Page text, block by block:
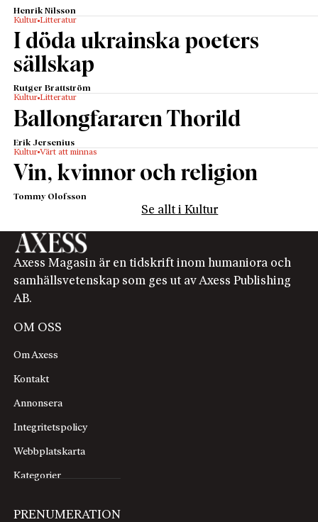
Henrik Nilsson
Kultur Litteratur
I döda ukrainska poeters
sällskap
Rutger Brattström
Kultur Litteratur
Ballongfararen Thorild
Erik Jersenius
Kultur Värt att minnas
Vin, kvinnor och religion
Tommy Olofsson
Se allt i Kultur
Axess Magasin är en tidskrift inom humaniora och
samhällsvetenskap som ges ut av Axess Publishing
AB.
OM OSS
Om Axess
Kontakt
Annonsera
Integritetspolicy
Webbplatskarta
Kategorier
PRENUMERATION